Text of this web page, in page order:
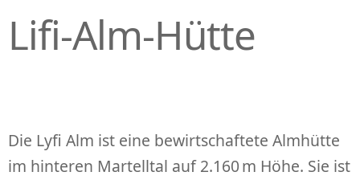
Lifi-Alm-Hütte
Die Lyfi Alm ist eine bewirtschaftete Almhütte
im hinteren Martelltal auf 2.160 m Höhe. Sie ist